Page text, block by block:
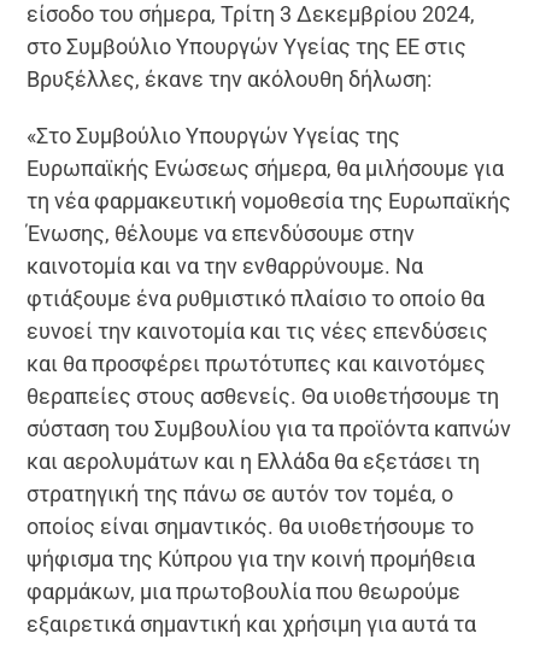
είσοδο του σήμερα, Τρίτη 3 Δεκεμβρίου 2024,
στο Συμβούλιο Υπουργών Υγείας της ΕΕ στις
Βρυξέλλες, έκανε την ακόλουθη δήλωση:
«Στο Συμβούλιο Υπουργών Υγείας της
Ευρωπαϊκής Ενώσεως σήμερα, θα μιλήσουμε για
τη νέα φαρμακευτική νομοθεσία της Ευρωπαϊκής
Ένωσης, θέλουμε να επενδύσουμε στην
καινοτομία και να την ενθαρρύνουμε. Να
φτιάξουμε ένα ρυθμιστικό πλαίσιο το οποίο θα
ευνοεί την καινοτομία και τις νέες επενδύσεις
και θα προσφέρει πρωτότυπες και καινοτόμες
θεραπείες στους ασθενείς. Θα υιοθετήσουμε τη
σύσταση του Συμβουλίου για τα προϊόντα καπνών
και αερολυμάτων και η Ελλάδα θα εξετάσει τη
στρατηγική της πάνω σε αυτόν τον τομέα, ο
οποίος είναι σημαντικός. θα υιοθετήσουμε το
ψήφισμα της Κύπρου για την κοινή προμήθεια
φαρμάκων, μια πρωτοβουλία που θεωρούμε
εξαιρετικά σημαντική και χρήσιμη για αυτά τα